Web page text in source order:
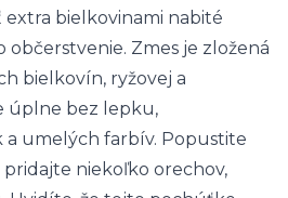
extra bielkovinami nabité
občerstvenie. Zmes je zložená
bielkovín, ryžovej a
úplne bez lepku,
a umelých farbív. Popustite
niekoľko orechov,